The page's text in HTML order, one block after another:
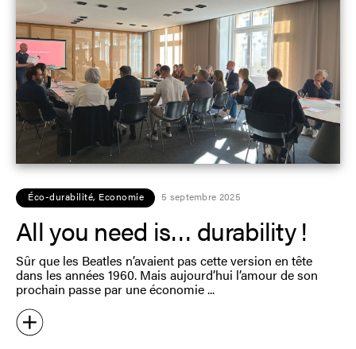
Éco-durabilité, Economie 5 septembre 2025
All you need is… durability !
Sûr que les Beatles n’avaient pas cette version en tête
dans les années 1960. Mais aujourd’hui l’amour de son
prochain passe par une économie